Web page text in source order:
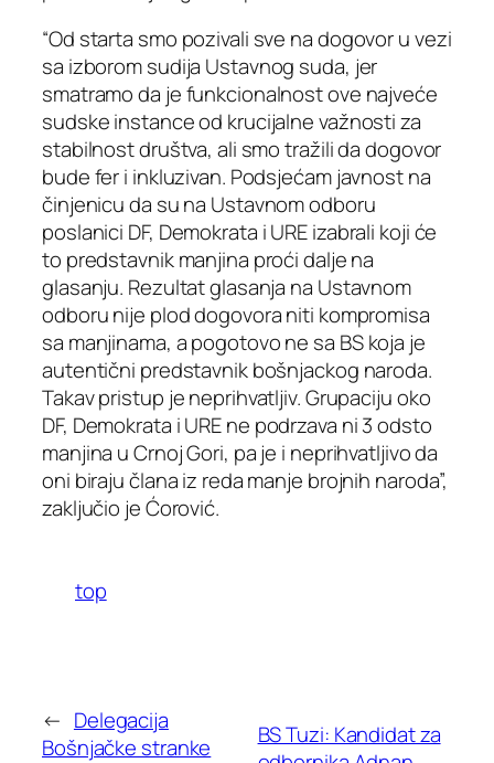
“Od starta smo pozivali sve na dogovor u vezi
sa izborom sudija Ustavnog suda, jer
smatramo da je funkcionalnost ove najveće
sudske instance od krucijalne važnosti za
stabilnost društva, ali smo tražili da dogovor
bude fer i inkluzivan. Podsjećam javnost na
činjenicu da su na Ustavnom odboru
poslanici DF, Demokrata i URE izabrali koji će
to predstavnik manjina proći dalje na
glasanju. Rezultat glasanja na Ustavnom
odboru nije plod dogovora niti kompromisa
sa manjinama, a pogotovo ne sa BS koja je
autentični predstavnik bošnjackog naroda.
Takav pristup je neprihvatljiv. Grupaciju oko
DF, Demokrata i URE ne podrzava ni 3 odsto
manjina u Crnoj Gori, pa je i neprihvatljivo da
oni biraju člana iz reda manje brojnih naroda”,
zaključio je Ćorović.
top
← Delegacija
Bošnjačke stranke
BS Tuzi: Kandidat za